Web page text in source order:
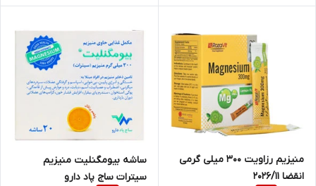
منیزیم رزاویت 300 میلی گرمی
انقضا 2026/11
ساشه بیومگنلیت منیزیم
سیترات ساج پاد دارو